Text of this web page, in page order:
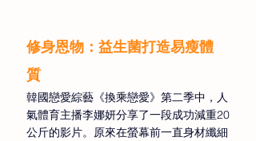
修身恩物：益生菌打造易瘦體
質
韓國戀愛綜藝《換乘戀愛》第二季中，人
氣體育主播李娜妍分享了一段成功減重20
公斤的影片。原來在螢幕前一直身材纖細